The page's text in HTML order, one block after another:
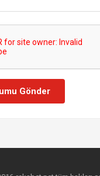
Gönder